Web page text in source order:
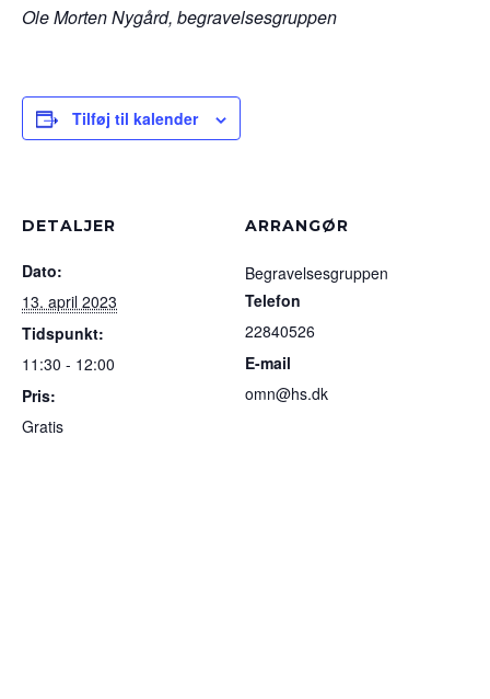
Ole Morten Nygård, begravelsesgruppen
Tilføj til kalender
DETALJER
Dato:
13. april 2023
Tidspunkt:
11:30 - 12:00
Pris:
Gratis
ARRANGØR
Begravelsesgruppen
Telefon
22840526
E-mail
omn@hs.dk